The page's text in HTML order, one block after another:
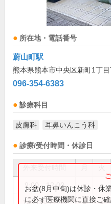
所在地・電話番号
蔚山町駅
熊本県熊本市中央区新町1丁
096-354-6383
診療科目
皮膚科 耳鼻いんこう科
診療/受付時間・休診日
9:00～12:00 ● ●
お盆(8月中旬)は休診・休
に必ず医療機関に直接ご確